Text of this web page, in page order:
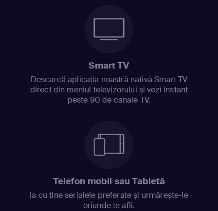
Smart TV
Descarcă aplicația noastră nativă Smart TV
direct din meniul televizorului și vezi instant
peste 90 de canale TV.
Telefon mobil sau Tabletă
Ia cu tine serialele preferate și urmărește-le
oriunde te afli.